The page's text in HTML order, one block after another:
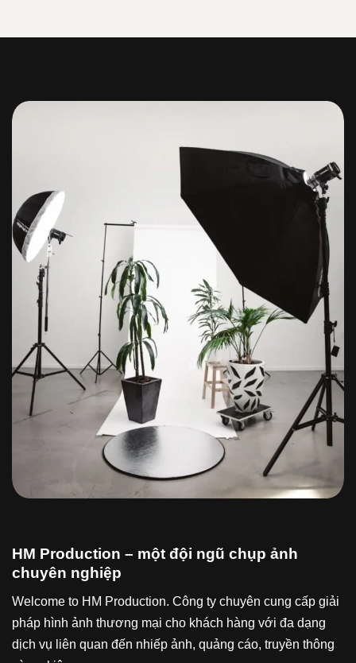
HM Production – một đội ngũ chụp ảnh
chuyên nghiệp
Welcome to HM Production. Công ty chuyên cung cấp giải
pháp hình ảnh thương mại cho khách hàng với đa dạng
dịch vụ liên quan đến nhiếp ảnh, quảng cáo, truyền thông